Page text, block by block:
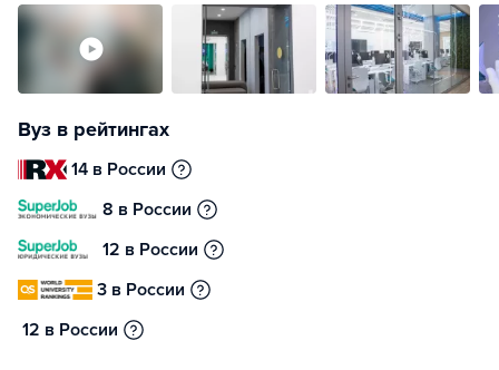
Вуз в рейтингах
14 в России
8 в России
12 в России
3 в России
12 в России